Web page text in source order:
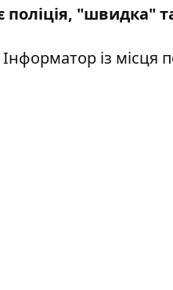
поліція, "швидка"
із місця